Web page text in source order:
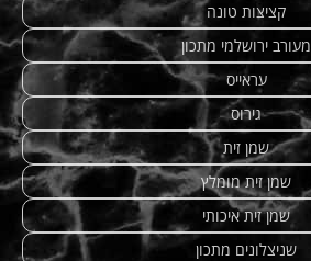
קציצות טונה
מעורב ירושלמי מתכון
עראייס
גירוס
שמן זית
שמן זית מומלץ
שמן זית איכותי
שניצלונים מתכון